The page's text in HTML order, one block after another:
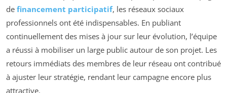
de financement participatif, les réseaux sociaux
professionnels ont été indispensables. En publiant
continuellement des mises à jour sur leur évolution, l’équipe
a réussi à mobiliser un large public autour de son projet. Les
retours immédiats des membres de leur réseau ont contribué
à ajuster leur stratégie, rendant leur campagne encore plus
attractive.